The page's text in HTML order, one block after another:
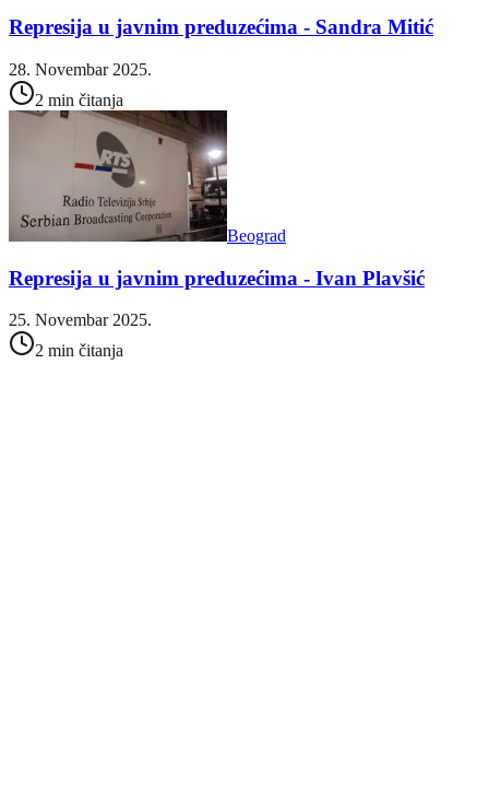
Represija u javnim preduzećima - Sandra Mitić
28. Novembar 2025.
2 min čitanja
Beograd
Represija u javnim preduzećima - Ivan Plavšić
25. Novembar 2025.
2 min čitanja